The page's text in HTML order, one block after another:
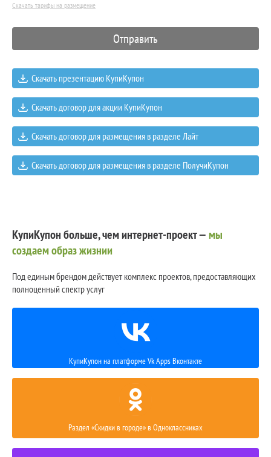
Скачать тарифы на размещение
Скачать презентацию КупиКупон
Скачать договор для акции КупиКупон
Скачать договор для размещения в разделе Лайт
Скачать договор для размещения в разделе ПолучиКупон
КупиКупон больше, чем интернет-проект —мы
создаем образ жизнии
Под единым брендом действует комплекс проектов, предоставляющих
полноценный спектр услуг
КупиКупон на платформе Vk Apps Вконтакте
Раздел «Скидки в городе» в Одноклассниках